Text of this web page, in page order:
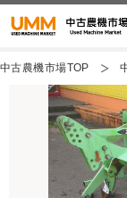
中古農機市場TOP